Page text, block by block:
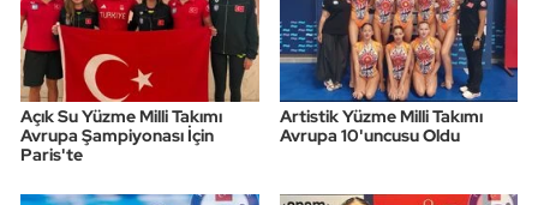
Açık Su Yüzme Milli Takımı
Avrupa Şampiyonası İçin
Paris'te
Artistik Yüzme Milli Takımı
Avrupa 10'uncusu Oldu